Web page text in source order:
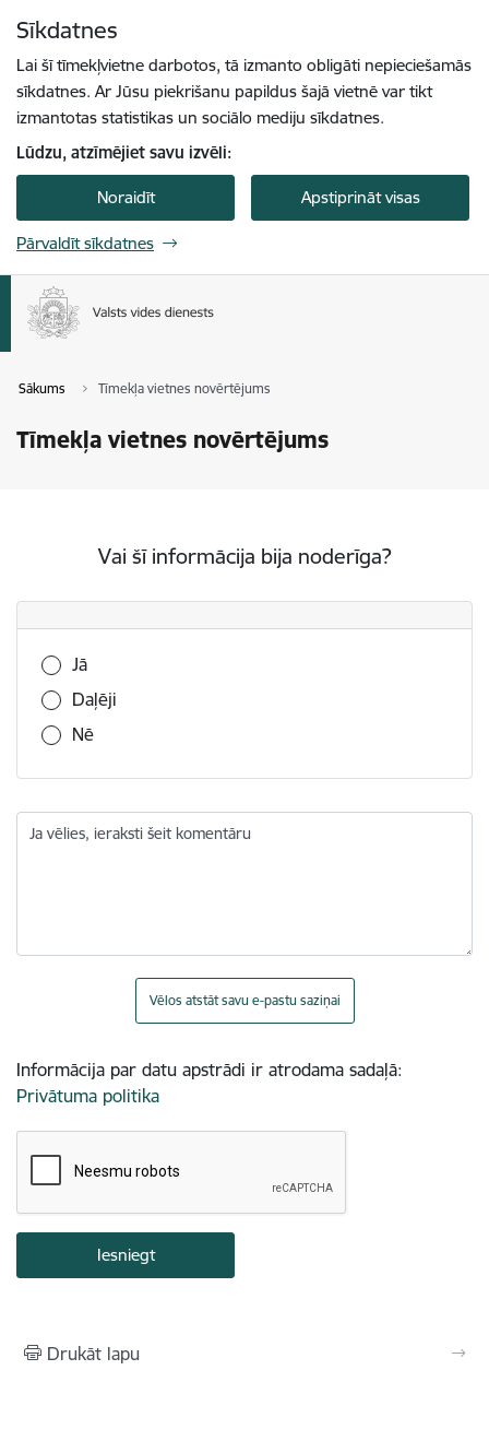
Sīkdatnes
Lai šī tīmekļvietne darbotos, tā izmanto obligāti nepieciešamās
sīkdatnes. Ar Jūsu piekrišanu papildus šajā vietnē var tikt
izmantotas statistikas un sociālo mediju sīkdatnes.
Lūdzu, atzīmējiet savu izvēli:
Noraidīt Apstiprināt visas
Pārvaldīt sīkdatnes
Sākums Tīmekļa vietnes novērtējums
Tīmekļa vietnes novērtējums
Vai šī informācija bija noderīga?
Vai šī informācija bija noderīga?
Jā
Daļēji
Nē
Ja vēlies, ieraksti šeit komentāru
Vēlos atstāt savu e-pastu saziņai
Informācija par datu apstrādi ir atrodama sadaļā:
Privātuma politika
Drukāt lapu